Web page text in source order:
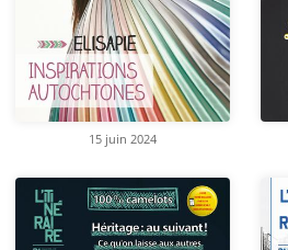
15 juin 2024